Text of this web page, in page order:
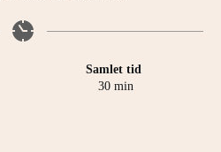
Samlet tid
30minutter
min